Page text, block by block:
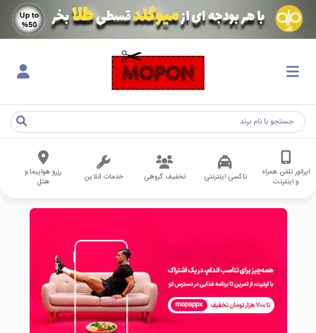
اپراتور تلفن همراه
و اینترنت
تاکسی اینترنتی تخفیف گروهی خدمات آنلاین
رزرو هواپیما و
هتل